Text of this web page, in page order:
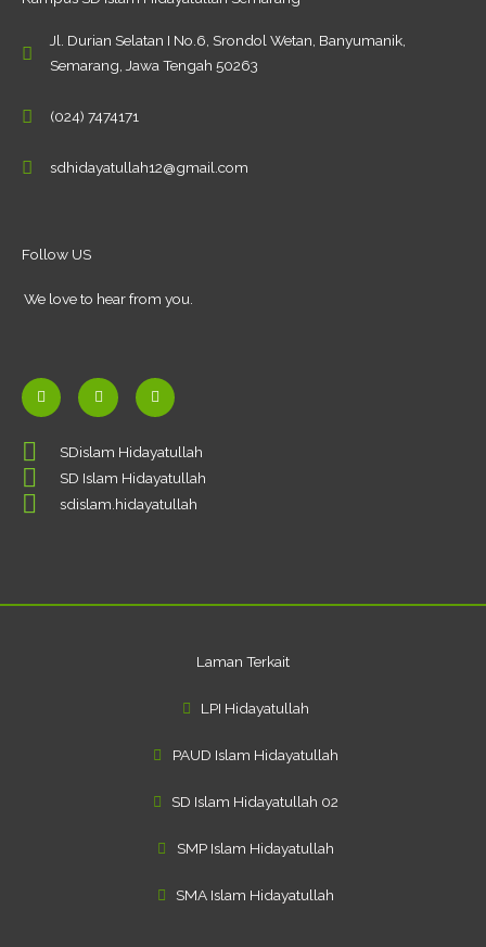
Jl. Durian Selatan I No.6, Srondol Wetan, Banyumanik,
Semarang, Jawa Tengah 50263
(024) 7474171
sdhidayatullah12@gmail.com
Follow US
We love to hear from you.
F
Y
u
u
e
I
s
t
a
r
SDislam Hidayatullah
SD Islam Hidayatullah
sdislam.hidayatullah
Laman Terkait
LPI Hidayatullah
PAUD Islam Hidayatullah
SD Islam Hidayatullah 02
SMP Islam Hidayatullah
SMA Islam Hidayatullah